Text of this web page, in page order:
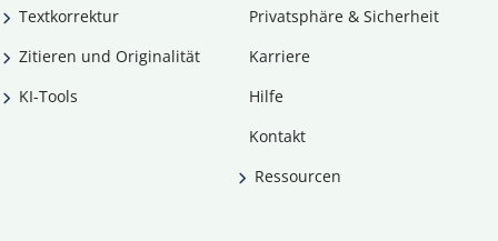
Textkorrektur
Zitieren und Originalität
KI-Tools
Privatsphäre & Sicherheit
Karriere
Hilfe
Kontakt
Ressourcen